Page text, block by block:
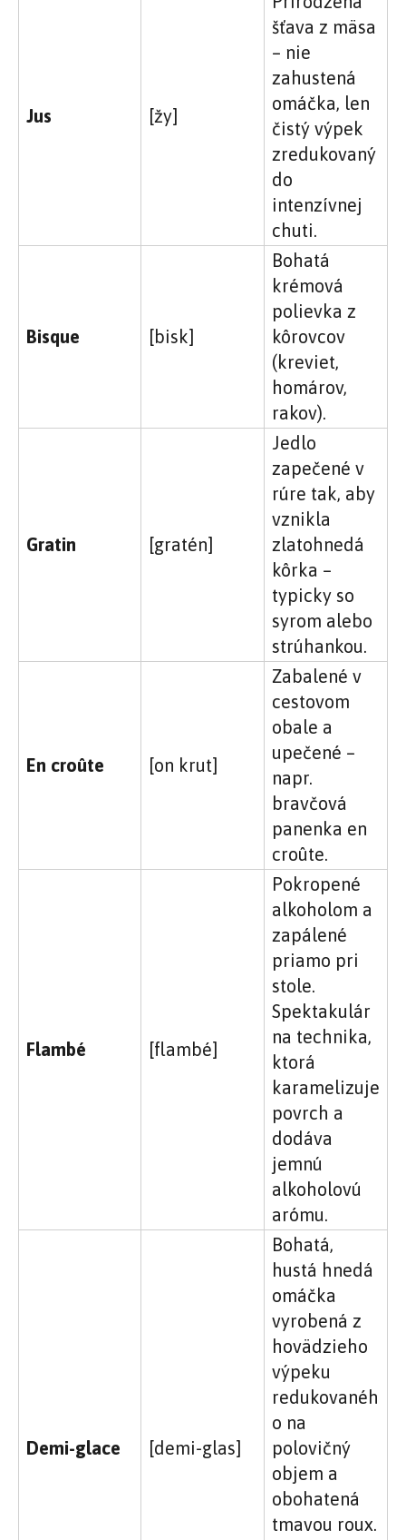
Jus [žy]
šťava z mäsa
– nie
zahustená
omáčka, len
čistý výpek
zredukovaný
do
intenzívnej
chuti.
Bisque [bisk]
Bohatá
krémová
polievka z
kôrovcov
(kreviet,
homárov,
rakov).
Gratin [gratén]
Jedlo
zapečené v
rúre tak, aby
vznikla
zlatohnedá
kôrka –
typicky so
syrom alebo
strúhankou.
En croûte [on krut]
Zabalené v
cestovom
obale a
upečené –
napr.
bravčová
panenka en
croûte.
Flambé [flambé]
Pokropené
alkoholom a
zapálené
priamo pri
stole.
Spektakulár
na technika,
ktorá
karamelizuje
povrch a
dodáva
jemnú
alkoholovú
arómu.
Demi-glace [demi-glas]
Bohatá,
hustá hnedá
omáčka
vyrobená z
hovädzieho
výpeku
redukovanéh
o na
polovičný
objem a
obohatená
tmavou roux.